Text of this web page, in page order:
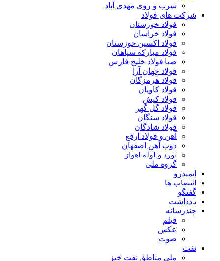
سرب و روی مهدی آباد
شرکت های فولاد
فولاد خوزستان
فولاد خراسان
فولاد اکسین خوزستان
فولاد مبارکه سپاهان
صبا فولاد خلیج فارس
فولاد جهان آرا
فولاد هرمزگان
فولاد کاویان
فولاد کیش
فولاد گل گهر
فولاد سنگان
فولاد شادگان
آهن و فولاد ارفع
ذوب آهن اصفهان
نورد و لوله اهواز
گروه ملی
ایمیدرو
انتصاب ها
گفتگو
یادداشت
چندرسانه
فیلم
عکس
صوت
نفت
ملی مناطق نفت خیز